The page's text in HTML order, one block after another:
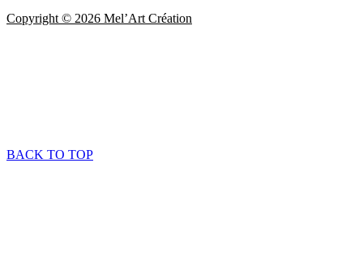
Copyright © 2026 Mel’Art Création
BACK TO TOP